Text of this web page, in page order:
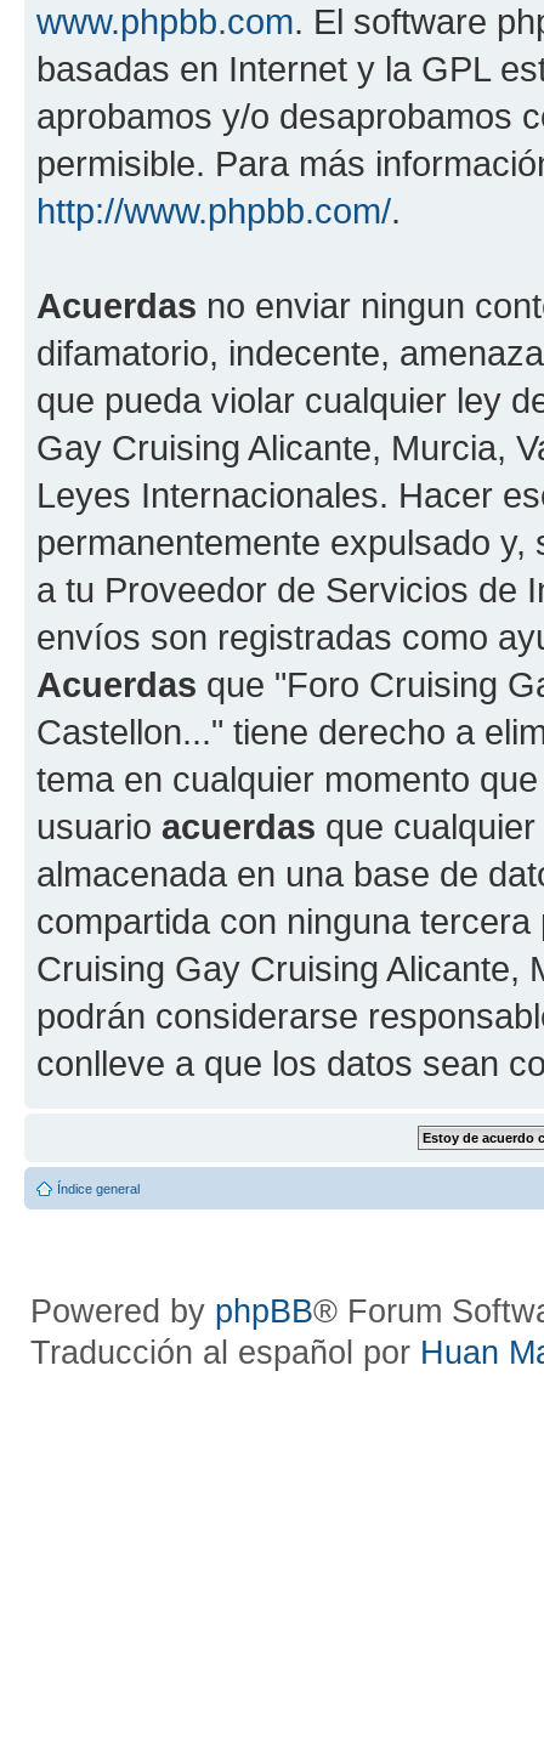
www.phpbb.com. El software
basadas en Internet y la GPL
aprobamos y/o desaprobamos
permisible. Para más
http://www.phpbb.com/.
Acuerdas no enviar ningun
difamatorio, indecente,
que pueda violar cualquier ley
Gay Cruising Alicante, Murcia,
Leyes Internacionales. Hacer
permanentemente expulsado
a tu Proveedor de Servicios de
envíos son registradas como
Acuerdas que "Foro Cruising
Castellon..." tiene derecho a
tema en cualquier momento
usuario acuerdas que
almacenada en una base de
compartida con ninguna
Cruising Gay Cruising Alicante,
podrán considerarse
conlleve a que los datos sean
Índice general
Powered by phpBB® Forum
Traducción al español por Huan